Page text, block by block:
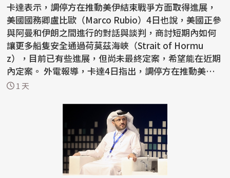
卡達表示，調停方在推動美伊結束戰爭方面取得進展，
美國國務卿盧比歐（Marco Rubio）4日也說，美國正參
與阿曼和伊朗之間進行的對話與談判，商討短期內如何
讓更多船隻安全通過荷莫茲海峽（Strait of Hormu
z），目前已有些進展，但尚未最終定案，希望能在近期
內定案。 外電報導，卡達4日指出，調停方在推動美伊
結束戰爭...
1 天